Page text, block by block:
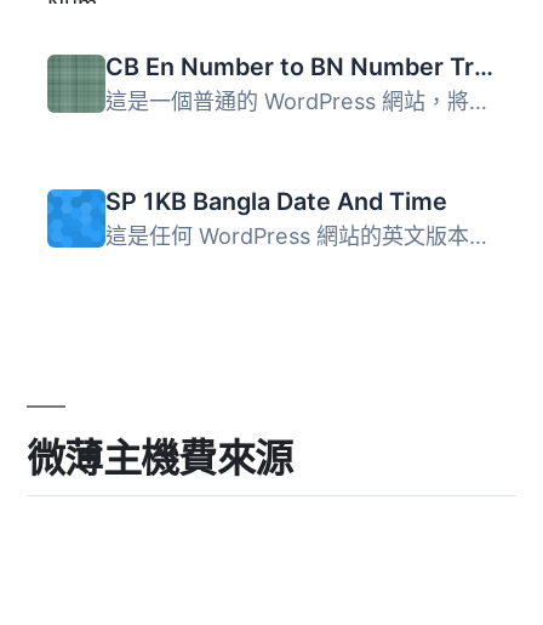
CB En Number to BN Number Translator
這是一個普通的 WordPress 網站，將所有的英文數字轉換為孟加...
SP 1KB Bangla Date And Time
這是任何 WordPress 網站的英文版本，將所有日期和時間轉換為...
微薄主機費來源